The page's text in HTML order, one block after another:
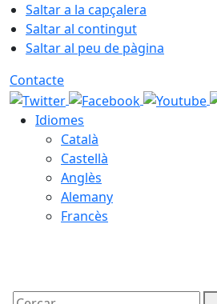
Saltar a la capçalera
Saltar al contingut
Saltar al peu de pàgina
Contacte
Idiomes
Català
Castellà
Anglès
Alemany
Francès